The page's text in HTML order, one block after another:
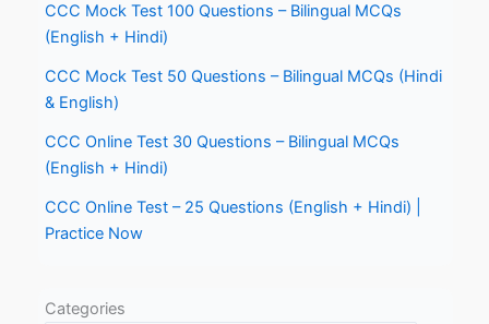
CCC Mock Test 100 Questions – Bilingual MCQs
(English + Hindi)
CCC Mock Test 50 Questions – Bilingual MCQs (Hindi
& English)
CCC Online Test 30 Questions – Bilingual MCQs
(English + Hindi)
CCC Online Test – 25 Questions (English + Hindi) |
Practice Now
Categories